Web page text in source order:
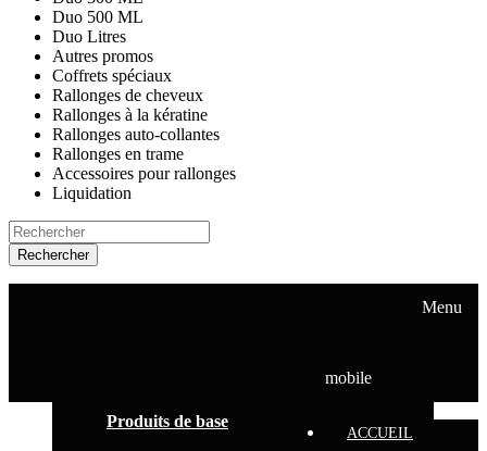
Duo 500 ML
Duo Litres
Autres promos
Coffrets spéciaux
Rallonges de cheveux
Rallonges à la kératine
Rallonges auto-collantes
Rallonges en trame
Accessoires pour rallonges
Liquidation
Rechercher
Produits de base
Menu
mobile
ACCUEIL